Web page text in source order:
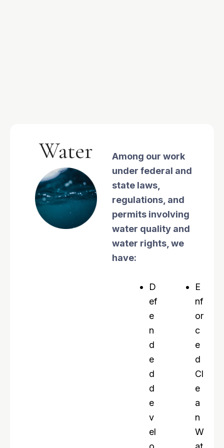
Water
Among our work
under federal and
state laws,
regulations, and
permits involving
water quality and
water rights, we
have:
D
ef
e
n
d
e
d
d
e
v
el
E
nf
or
c
e
d
Cl
e
a
n
W